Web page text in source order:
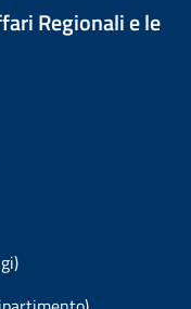
Regionali e le